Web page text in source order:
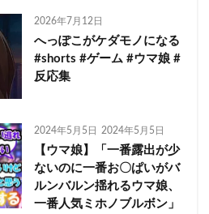
2026年7月12日
へっぽこがケダモノになる
#shorts #ゲーム #ウマ娘 #
反応集
2024年5月5日 2024年5月5日
【ウマ娘】「一番露出が少
ないのに一番お〇ぱいがバ
ルンバルン揺れるウマ娘、
一番人気ミホノブルボン」